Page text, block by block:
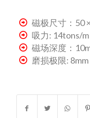
磁极尺寸：50
吸力: 14tons/m
磁场深度：
磨损极限: 8mm